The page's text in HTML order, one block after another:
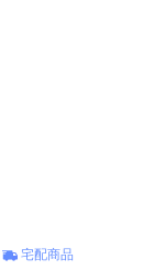
宅配商品